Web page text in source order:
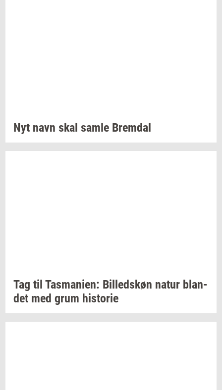
Nyt navn skal samle Brem­dal
Tag til Tas­ma­ni­en: Bil­leds­køn natur blan­
det med grum hi­sto­rie